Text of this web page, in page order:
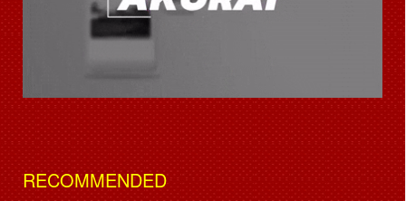
RECOMMENDED